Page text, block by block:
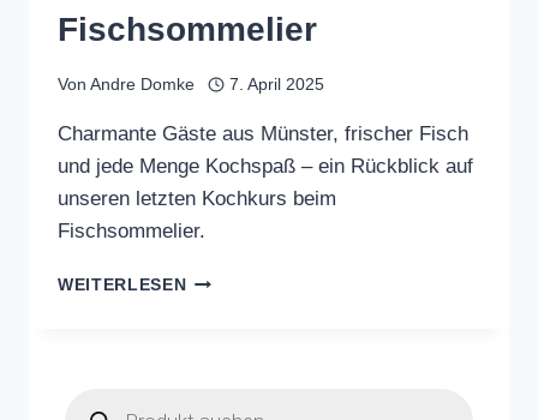
Fischsommelier
Von Andre Domke 7. April 2025
Charmante Gäste aus Münster, frischer Fisch
und jede Menge Kochspaß – ein Rückblick auf
unseren letzten Kochkurs beim
Fischsommelier.
WEITERLESENUNVERGESSLICHER